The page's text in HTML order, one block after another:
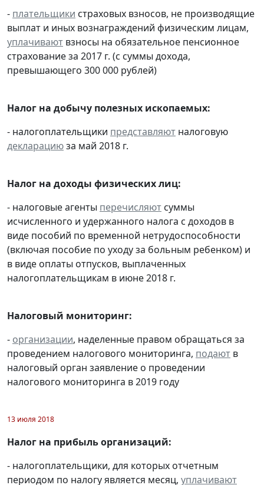
- плательщики страховых взносов, не производящие
выплат и иных вознаграждений физическим лицам,
уплачивают взносы на обязательное пенсионное
страхование за 2017 г. (с суммы дохода,
превышающего 300 000 рублей)
Налог на добычу полезных ископаемых:
- налогоплательщики представляют налоговую
декларациюза май 2018 г.
Налог на доходы физических лиц:
- налоговые агенты перечисляют суммы
исчисленного и удержанного налога с доходов в
виде пособий по временной нетрудоспособности
(включая пособие по уходу за больным ребенком) и
в виде оплаты отпусков, выплаченных
налогоплательщикам в июне 2018 г.
Налоговый мониторинг:
- организации, наделенные правом обращаться за
проведением налогового мониторинга, подают в
налоговый орган заявление о проведении
налогового мониторинга в 2019 году
13 июля 2018
Налог на прибыль организаций:
- налогоплательщики, для которых отчетным
периодом по налогу является месяц, уплачивают